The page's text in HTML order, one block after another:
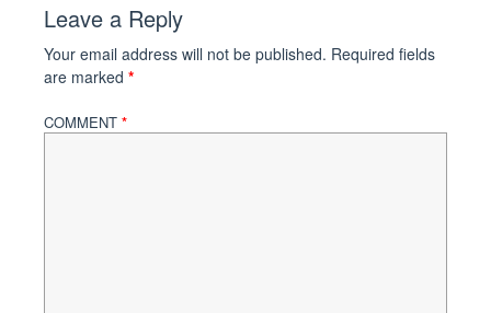
Leave a Reply
Your email address will not be published. Required fields
are marked *
COMMENT *